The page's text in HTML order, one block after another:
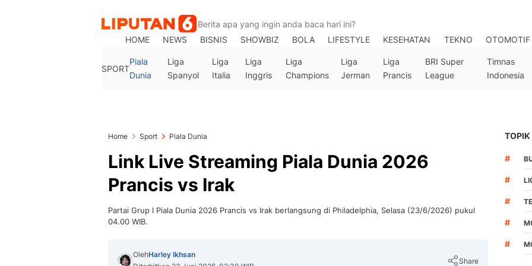
HOME
NEWS BISNIS SHOWBIZ BOLA LIFESTYLE KESEHATAN TEKNO OTOMOTIF
SPORT
Piala
Dunia
Liga
Spanyol
Liga
Italia
Liga
Inggris
Liga
Champions
Liga
Jerman
Liga
Prancis
BRI Super
League
Timnas
Indonesia
Home Sport Piala Dunia
Link Live Streaming Piala Dunia 2026
Prancis vs Irak
Partai Grup I Piala Dunia 2026 Prancis vs Irak berlangsung di Philadelphia, Selasa (23/6/2026) pukul
04.00 WIB.
OlehHarley Ikhsan
Share
TOPIK
#
#
#
#
#